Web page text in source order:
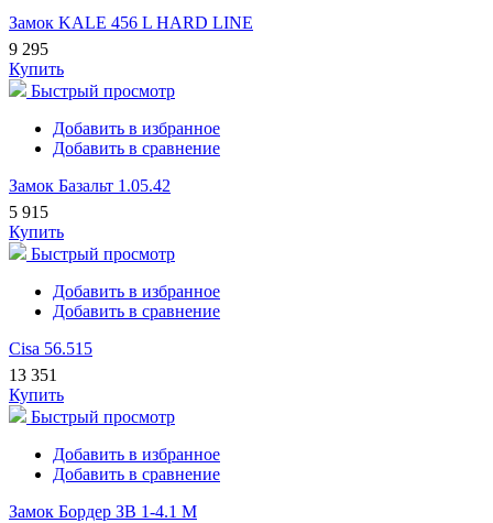
Замок KALE 456 L HARD LINE
9 295
Купить
Быстрый просмотр
Добавить в избранное
Добавить в сравнение
Замок Базальт 1.05.42
5 915
Купить
Быстрый просмотр
Добавить в избранное
Добавить в сравнение
Cisa 56.515
13 351
Купить
Быстрый просмотр
Добавить в избранное
Добавить в сравнение
Замок Бордер ЗВ 1-4.1 М